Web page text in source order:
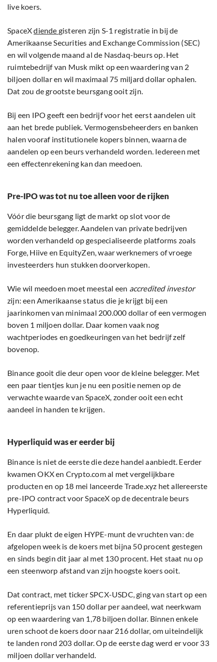
live koers.
SpaceXdiende gisteren zijn S-1 registratie in bij de
Amerikaanse Securities and Exchange Commission (SEC)
en wil volgende maand al de Nasdaq-beurs op. Het
ruimtebedrijf van Musk mikt op een waardering van 2
biljoen dollar en wil maximaal 75 miljard dollar ophalen.
Dat zou de grootste beursgang ooit zijn.
Bij een IPO geeft een bedrijf voor het eerst aandelen uit
aan het brede publiek. Vermogensbeheerders en banken
halen vooraf institutionele kopers binnen, waarna de
aandelen op een beurs verhandeld worden. Iedereen met
een effectenrekening kan dan meedoen.
Pre-IPO was tot nu toe alleen voor de rijken
Vóór die beursgang ligt de markt op slot voor de
gemiddelde belegger. Aandelen van private bedrijven
worden verhandeld op gespecialiseerde platforms zoals
Forge, Hiive en EquityZen, waar werknemers of vroege
investeerders hun stukken doorverkopen.
Wie wil meedoen moet meestal een accredited investor
zijn: een Amerikaanse status die je krijgt bij een
jaarinkomen van minimaal 200.000 dollar of een vermogen
boven 1 miljoen dollar. Daar komen vaak nog
wachtperiodes en goedkeuringen van het bedrijf zelf
bovenop.
Binance gooit die deur open voor de kleine belegger. Met
een paar tientjes kun je nu een positie nemen op de
verwachte waarde van SpaceX, zonder ooit een echt
aandeel in handen te krijgen.
Hyperliquid was er eerder bij
Binance is niet de eerste die deze handel aanbiedt. Eerder
kwamen OKX en Crypto.com al met vergelijkbare
producten en op 18 mei lanceerde Trade.xyz het allereerste
pre-IPO contract voor SpaceX op de decentrale beurs
Hyperliquid.
En daar plukt de eigen HYPE-munt de vruchten van: de
afgelopen week is de koers met bijna 50 procent gestegen
en sinds begin dit jaar al met 130 procent. Het staat nu op
een steenworp afstand van zijn hoogste koers ooit.
Dat contract, met ticker SPCX-USDC, ging van start op een
referentieprijs van 150 dollar per aandeel, wat neerkwam
op een waardering van 1,78 biljoen dollar. Binnen enkele
uren schoot de koers door naar 216 dollar, om uiteindelijk
te landen rond 203 dollar. Op de eerste dag werd er voor 33
miljoen dollar verhandeld.